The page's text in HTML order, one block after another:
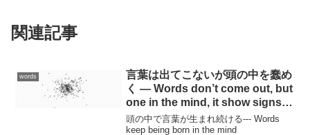
関連記事
words
言葉は出てこないが頭の中を蠢め
く — Words don’t come out, but
one in the mind, it show signs
of shun. —
頭の中で言葉が生まれ続ける--- Words
keep being born in the mind